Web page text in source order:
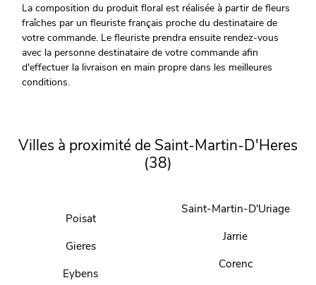
La composition du produit floral est réalisée à partir de fleurs
fraîches par un fleuriste français proche du destinataire de
votre commande. Le fleuriste prendra ensuite rendez-vous
avec la personne destinataire de votre commande afin
d'effectuer la livraison en main propre dans les meilleures
conditions.
Villes à proximité de Saint-Martin-D'Heres
(38)
Poisat
Gieres
Eybens
Saint-Martin-D'Uriage
Jarrie
Corenc